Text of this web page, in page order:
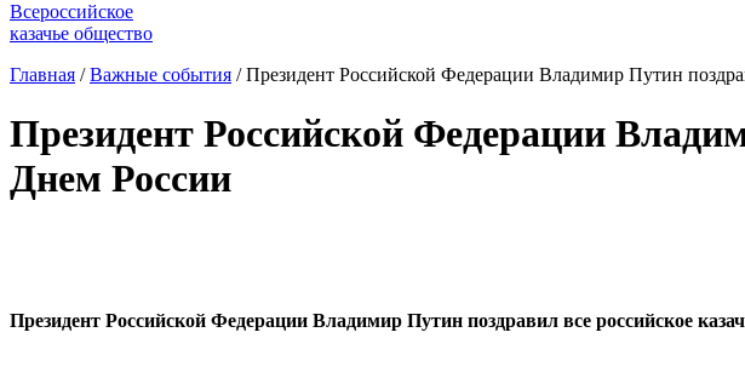
Всероссийское
казачье общество
Главная / Важные события / Президент Российской Федерации Владимир Путин
Президент Российской Федерации
Днем России
Президент Российской Федерации Владимир Путин поздравил все российское